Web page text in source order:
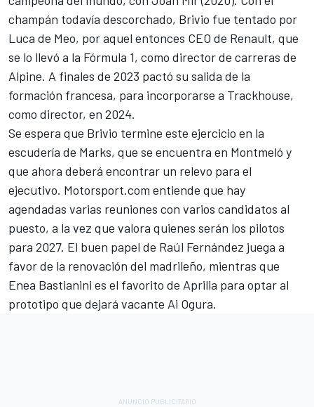
champán todavía descorchado, Brivio fue tentado por
Luca de Meo, por aquel entonces CEO de Renault, que
se lo llevó a la Fórmula 1, como director de carreras de
Alpine. A finales de 2023 pactó su salida de la
formación francesa, para incorporarse a Trackhouse,
como director, en 2024.
Se espera que Brivio termine este ejercicio en la
escudería de Marks, que se encuentra en Montmeló y
que ahora deberá encontrar un relevo para el
ejecutivo. Motorsport.com entiende que hay
agendadas varias reuniones con varios candidatos al
puesto, a la vez que valora quienes serán los pilotos
para 2027. El buen papel de Raúl Fernández juega a
favor de la renovación del madrileño, mientras que
Enea Bastianini es el favorito de Aprilia para optar al
prototipo que dejará vacante Ai Ogura.